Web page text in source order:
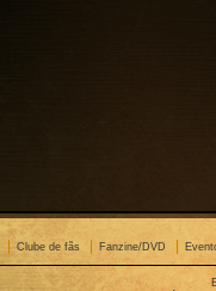
Clube de fãs Fanzine/DVD